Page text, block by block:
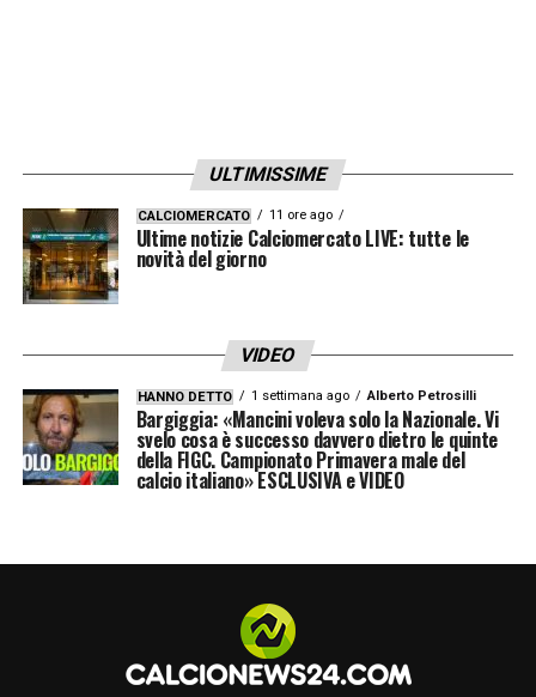
ULTIMISSIME
CALCIOMERCATO 11 ore ago
Ultime notizie Calciomercato LIVE: tutte le
novità del giorno
VIDEO
HANNO DETTO 1 settimana ago Alberto Petrosilli
Bargiggia: «Mancini voleva solo la Nazionale. Vi
svelo cosa è successo davvero dietro le quinte
della FIGC. Campionato Primavera male del
calcio italiano» ESCLUSIVA e VIDEO